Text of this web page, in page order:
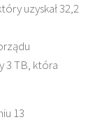
uzyskał 32,2
3 TB, która
13